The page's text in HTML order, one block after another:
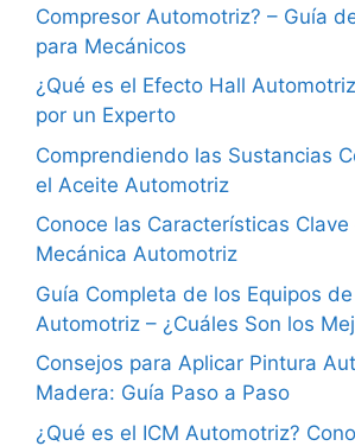
Compresor Automotriz? – Guía
para Mecánicos
¿Qué es el Efecto Hall
por un Experto
Comprendiendo las Sustancias
el Aceite Automotriz
Conoce las Características Clave
Mecánica Automotriz
Guía Completa de los Equipos
Automotriz – ¿Cuáles Son los
Consejos para Aplicar Pintura
Madera: Guía Paso a Paso
¿Qué es el ICM Automotriz?